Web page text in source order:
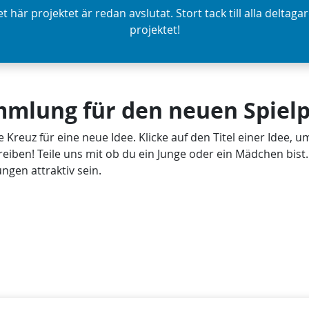
här projektet är redan avslutat. Stort tack till alla
projektet!
für den neuen
Kreuz für eine neue Idee. Klicke auf den Titel einer Idee,
Teile uns mit ob du ein Junge oder ein Mädchen
attraktiv sein.